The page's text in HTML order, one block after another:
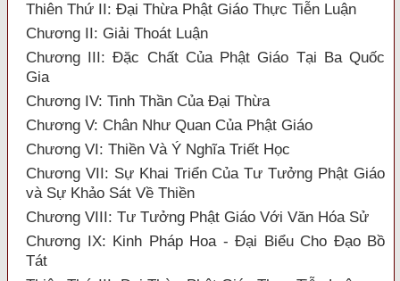
Thiên Thứ II: Đại Thừa Phật Giáo Thực Tiễn Luận
Chương II: Giải Thoát Luận
Chương III: Đặc Chất Của Phật Giáo Tại Ba Quốc
Gia
Chương IV: Tinh Thần Của Đại Thừa
Chương V: Chân Như Quan Của Phật Giáo
Chương VI: Thiền Và Ý Nghĩa Triết Học
Chương VII: Sự Khai Triển Của Tư Tưởng Phật Giáo
và Sự Khảo Sát Về Thiền
Chương VIII: Tư Tưởng Phật Giáo Với Văn Hóa Sử
Chương IX: Kinh Pháp Hoa - Đại Biểu Cho Đạo Bồ
Tát